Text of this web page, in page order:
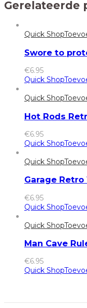
Gerelateerde
Quick Shop
Swore to
€6.95
Quick Shop
Quick Shop
Hot Rods
€6.95
Quick Shop
Quick Shop
Garage
€6.95
Quick Shop
Quick Shop
Man Cave
€6.95
Quick Shop